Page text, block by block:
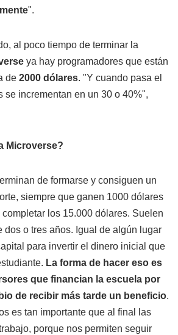
".
al poco tiempo de terminar la
ya hay programadores que están
de 2000 dólares. "Y cuando pasa el
se incrementan en un 30 o 40%",
Microverse?
de formarse y consiguen un
siempre que ganen 1000 dólares
los 15.000 dólares. Suelen
dos o tres años. Igual de algún lugar
para invertir el dinero inicial que
La forma de hacer eso es
que financian la escuela por
de recibir más tarde un beneficio.
es tan importante que al final las
porque nos permiten seguir